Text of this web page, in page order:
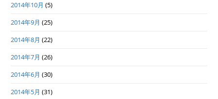
2014年10月 (5)
2014年9月 (25)
2014年8月 (22)
2014年7月 (26)
2014年6月 (30)
2014年5月 (31)